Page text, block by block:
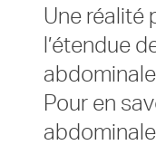
Une réalité
l’étendue
Pour en